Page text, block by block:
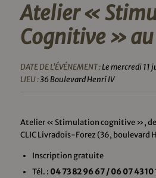
Atelier «
Cognitive » au
DATE DE L'ÉVÉNEMENT :Le mercredi 11
LIEU :36 Boulevard Henri IV
Atelier « Stimulation cognitive », de
CLIC Livradois-Forez (36, boulevard
Inscription gratuite
Tél. : 04 73 82 96 67 / 06 07 43 10